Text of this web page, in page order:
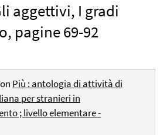
aggettivi, I gradi
pagine 69-92
Più : antologia di attività di
per stranieri in
; livello elementare -